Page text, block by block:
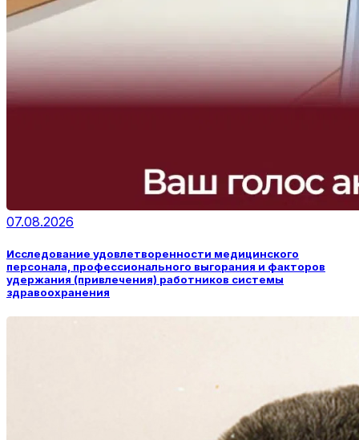
07.08.2026
Исследование удовлетворенности медицинского
персонала, профессионального выгорания и факторов
удержания (привлечения) работников системы
здравоохранения